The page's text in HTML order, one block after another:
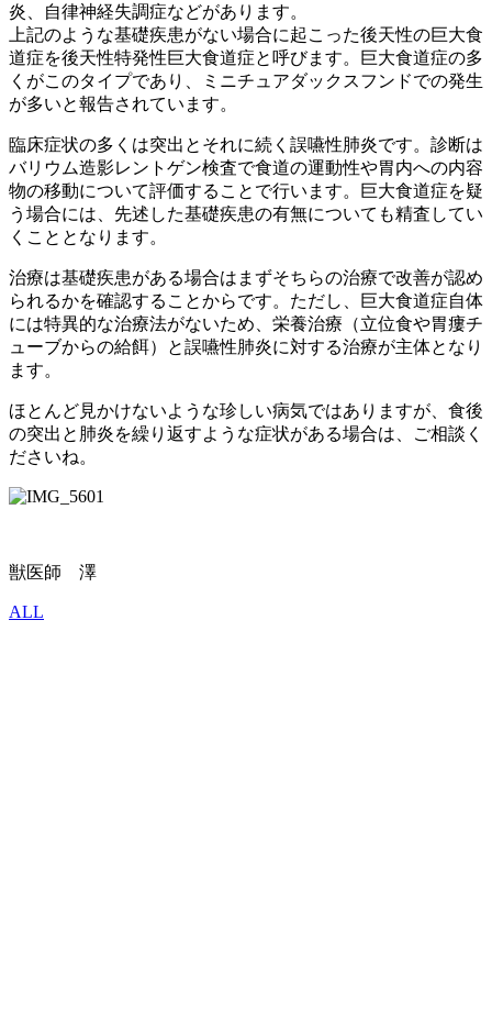
炎、自律神経失調症などがあります。
上記のような基礎疾患がない場合に起こった後天性の巨大食
道症を後天性特発性巨大食道症と呼びます。巨大食道症の多
くがこのタイプであり、ミニチュアダックスフンドでの発生
が多いと報告されています。
臨床症状の多くは突出とそれに続く誤嚥性肺炎です。診断は
バリウム造影レントゲン検査で食道の運動性や胃内への内容
物の移動について評価することで行います。巨大食道症を疑
う場合には、先述した基礎疾患の有無についても精査してい
くこととなります。
治療は基礎疾患がある場合はまずそちらの治療で改善が認め
られるかを確認することからです。ただし、巨大食道症自体
には特異的な治療法がないため、栄養治療（立位食や胃瘻チ
ューブからの給餌）と誤嚥性肺炎に対する治療が主体となり
ます。
ほとんど見かけないような珍しい病気ではありますが、食後
の突出と肺炎を繰り返すような症状がある場合は、ご相談く
ださいね。
獣医師 澤
ALL